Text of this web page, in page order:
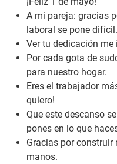
A mi pareja: gracias
laboral se pone difícil.
Ver tu dedicación
Por cada gota de
para nuestro hogar.
Eres el trabajador
quiero!
Que este descanso
pones en lo que
Gracias por
manos.